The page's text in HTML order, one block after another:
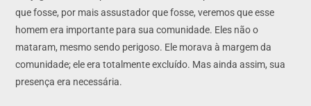
que fosse, por mais assustador que fosse, veremos que esse
homem era importante para sua comunidade. Eles não o
mataram, mesmo sendo perigoso. Ele morava à margem da
comunidade; ele era totalmente excluído. Mas ainda assim, sua
presença era necessária.